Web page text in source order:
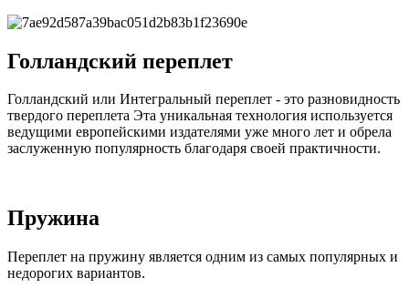
Голландский переплет
Голландский или Интегральный переплет - это разновидность
твердого переплета Эта уникальная технология используется
ведущими европейскими издателями уже много лет и обрела
заслуженную популярность благодаря своей практичности.
Пружина
Переплет на пружину является одним из самых популярных и
недорогих вариантов.